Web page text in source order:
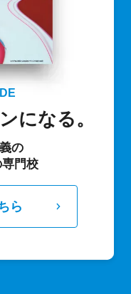
になる。
の
門校
ら